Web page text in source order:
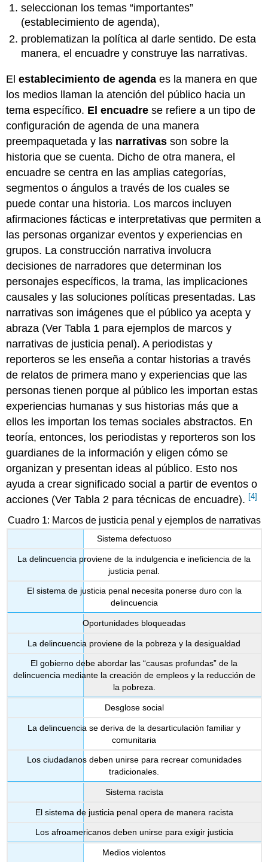
seleccionan los temas “importantes”
(establecimiento de agenda),
problematizan la política al darle sentido. De esta
manera, el encuadre y construye las narrativas.
Elestablecimiento de agenda es la manera en que
los medios llaman la atención del público hacia un
tema específico. El encuadre se refiere a un tipo de
configuración de agenda de una manera
preempaquetada y las narrativas son sobre la
historia que se cuenta. Dicho de otra manera, el
encuadre se centra en las amplias categorías,
segmentos o ángulos a través de los cuales se
puede contar una historia. Los marcos incluyen
afirmaciones fácticas e interpretativas que permiten a
las personas organizar eventos y experiencias en
grupos. La construcción narrativa involucra
decisiones de narradores que determinan los
personajes específicos, la trama, las implicaciones
causales y las soluciones políticas presentadas. Las
narrativas son imágenes que el público ya acepta y
abraza (Ver Tabla 1 para ejemplos de marcos y
narrativas de justicia penal). A periodistas y
reporteros se les enseña a contar historias a través
de relatos de primera mano y experiencias que las
personas tienen porque al público les importan estas
experiencias humanas y sus historias más que a
ellos les importan los temas sociales abstractos. En
teoría, entonces, los periodistas y reporteros son los
guardianes de la información y eligen cómo se
organizan y presentan ideas al público. Esto nos
ayuda a crear significado social a partir de eventos o
acciones (Ver Tabla 2 para técnicas de encuadre). [4]
Cuadro 1: Marcos de justicia penal y ejemplos de narrativas
Sistema defectuoso
La delincuencia proviene de la indulgencia e ineficiencia de la
justicia penal.
El sistema de justicia penal necesita ponerse duro con la
delincuencia
Oportunidades bloqueadas
La delincuencia proviene de la pobreza y la desigualdad
El gobierno debe abordar las “causas profundas” de la
delincuencia mediante la creación de empleos y la reducción de
la pobreza.
Desglose social
La delincuencia se deriva de la desarticulación familiar y
comunitaria
Los ciudadanos deben unirse para recrear comunidades
tradicionales.
Sistema racista
El sistema de justicia penal opera de manera racista
Los afroamericanos deben unirse para exigir justicia
Medios violentos